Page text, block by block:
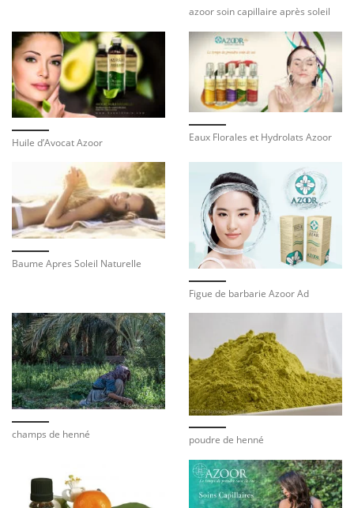
azoor soin capillaire après soleil
Huile d’Avocat Azoor Eaux Florales et Hydrolats Azoor
Baume Apres Soleil Naturelle
Figue de barbarie Azoor Ad
champs de henné poudre de henné